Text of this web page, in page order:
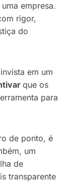
empresa.
rigor,
do
em um
que os
para
de ponto, é
um
de
transparente